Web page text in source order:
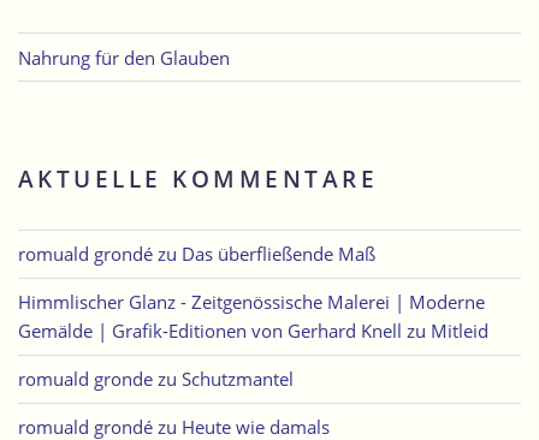
Nahrung für den Glauben
AKTUELLE KOMMENTARE
romuald grondé zu Das überfließende Maß
Himmlischer Glanz - Zeitgenössische Malerei | Moderne
Gemälde | Grafik-Editionen von Gerhard Knell zu Mitleid
romuald gronde zu Schutzmantel
romuald grondé zu Heute wie damals